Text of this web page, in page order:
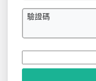
驗證碼